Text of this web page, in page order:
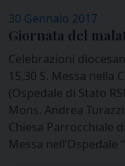
30 Gennaio 2017
Giornata del
Celebrazioni
15,30 S. Messa nella
(Ospedale di Stato
Mons. Andrea
Chiesa Parrocchiale
Messa nell’Ospedale